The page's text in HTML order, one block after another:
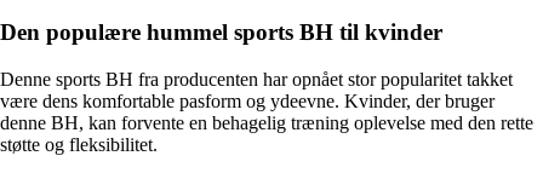
Den populære hummel sports BH til kvinder
Denne sports BH fra producenten har opnået stor popularitet takket
være dens komfortable pasform og ydeevne. Kvinder, der bruger
denne BH, kan forvente en behagelig træning oplevelse med den rette
støtte og fleksibilitet.